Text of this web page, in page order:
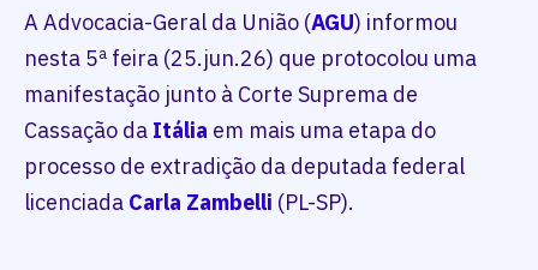
A Advocacia-Geral da União (AGU) informou
nesta 5ª feira (25.jun.26) que protocolou uma
manifestação junto à Corte Suprema de
Cassação da Itália em mais uma etapa do
processo de extradição da deputada federal
licenciada Carla Zambelli (PL-SP).